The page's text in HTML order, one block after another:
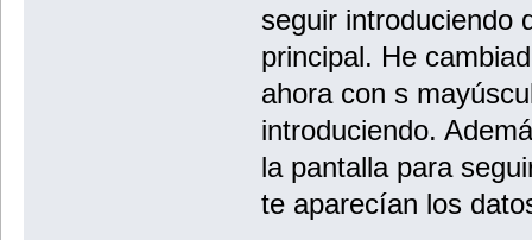
seguir introduciendo
principal. He
ahora con s
introduciendo.
la pantalla para
te aparecían los